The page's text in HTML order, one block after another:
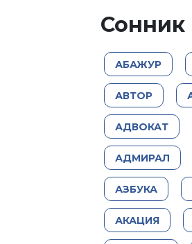
Сонник
АБАЖУР
АВТОР
АДВОКАТ
АДМИРАЛ
АЗБУКА
АКАЦИЯ